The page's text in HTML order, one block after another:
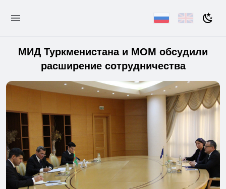
МИД Туркменистана и МОМ обсудили
расширение сотрудничества